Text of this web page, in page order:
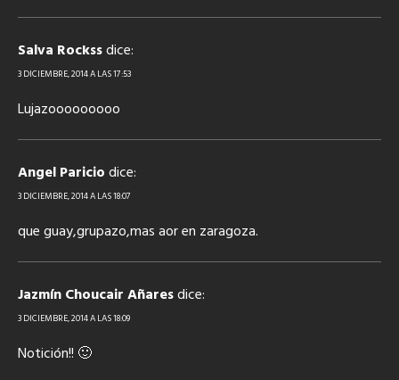
Salva Rockssdice:
3 DICIEMBRE, 2014 A LAS 17:53
Lujazooooooooo
Angel Pariciodice:
3 DICIEMBRE, 2014 A LAS 18:07
que guay,grupazo,mas aor en zaragoza.
Jazmín Choucair Añaresdice:
3 DICIEMBRE, 2014 A LAS 18:09
Notición!! 🙂